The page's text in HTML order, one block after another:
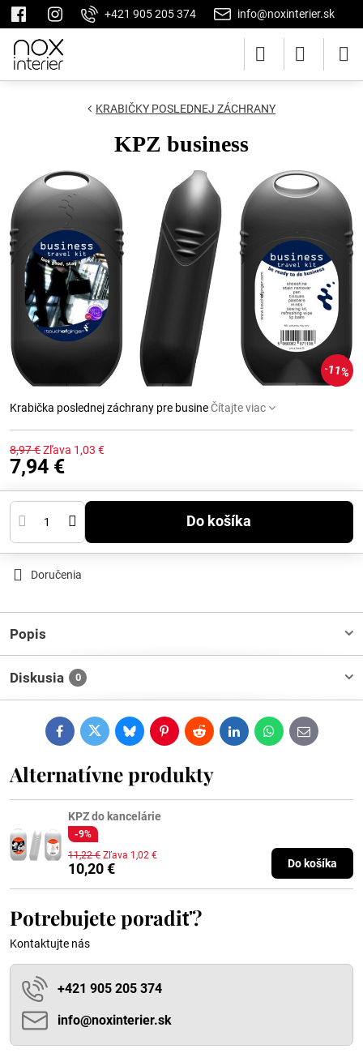
+421 905 205 374 info@noxinterier.sk
11%
KRABIČKY POSLEDNEJ ZÁCHRANY
KPZ business
Krabička poslednej záchrany pre busineČítajte viac
8,97 €Zľava 1,03 €
7,94 €
Do košíka
Doručenia
Popis
Diskusia 0
FacebookTwitterBlueskyPinterestRedditLinkedInWhatsApp
E-
mail
Alternatívne produkty
KPZ do kancelárie
-9%
10,20 €
11,22 € Zľava 1,02 €
Do košíka
Potrebujete poradiť?
Kontaktujte nás
+421 905 205 374
info​@noxinterier​.sk